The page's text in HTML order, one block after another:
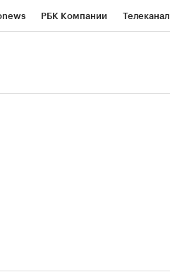
РБК Компании Телеканал